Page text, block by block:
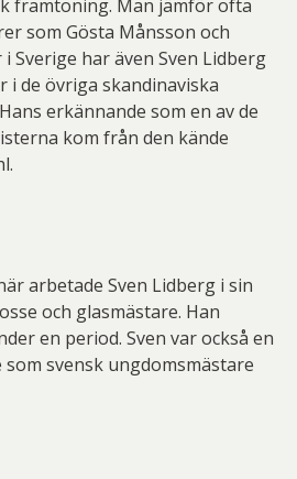
framtoning. Man jämför ofta
som Gösta Månsson och
Sverige har även Sven Lidberg
de övriga skandinaviska
erkännande som en av de
kom från den kände
arbetade Sven Lidberg i sin
och glasmästare. Han
en period. Sven var också en
svensk ungdomsmästare